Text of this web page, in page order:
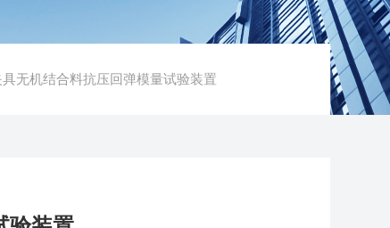
无机结合料抗压回弹模量试验装置